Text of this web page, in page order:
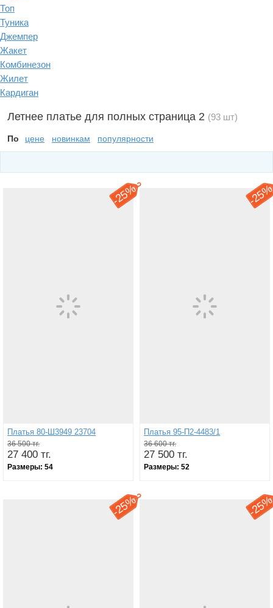
Топ
Туника
Джемпер
Жакет
Комбинезон
Жилет
Кардиган
Летнее платье для полных страница 2 (93 шт)
По цене новинкам популярности
-
25%
Платья 80-Ш3949 23704
36 500 тг.
27 400 тг.
Размеры: 54
-
Платья 95-П2-4483/1
36 600 тг.
27 500 тг.
Размеры: 52
-
25% -